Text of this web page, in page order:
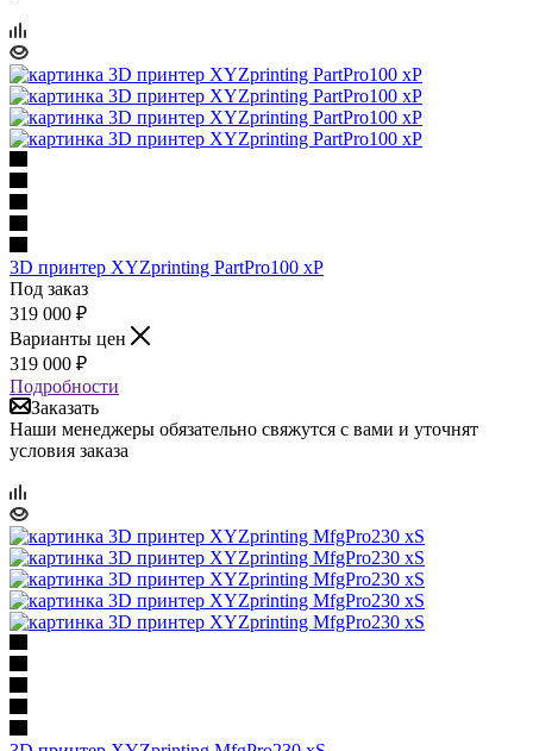
3D принтер XYZprinting PartPro100 xP
Под заказ
319 000 ₽
Варианты цен
319 000 ₽
Подробности
Заказать
Наши менеджеры обязательно свяжутся с вами и уточнят
условия заказа